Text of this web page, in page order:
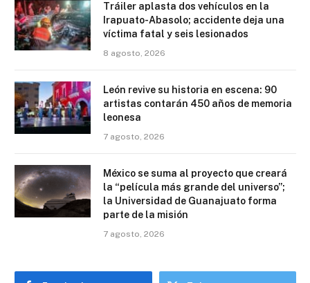
Tráiler aplasta dos vehículos en la
Irapuato-Abasolo; accidente deja una
víctima fatal y seis lesionados
8 agosto, 2026
León revive su historia en escena: 90
artistas contarán 450 años de memoria
leonesa
7 agosto, 2026
México se suma al proyecto que creará
la “película más grande del universo”;
la Universidad de Guanajuato forma
parte de la misión
7 agosto, 2026